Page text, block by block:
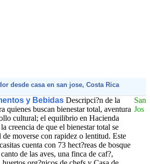
desde casa en san jose, Costa Rica
y Bebidas Descripci?n de la
quienes buscan bienestar total, aventura
cultural; el equilibrio en Hacienda
creencia de que el bienestar total se
moverse con rapidez o lentitud. Este
cuenta con 73 hect?reas de bosque
de las aves, una finca de caf?,
San
Jos